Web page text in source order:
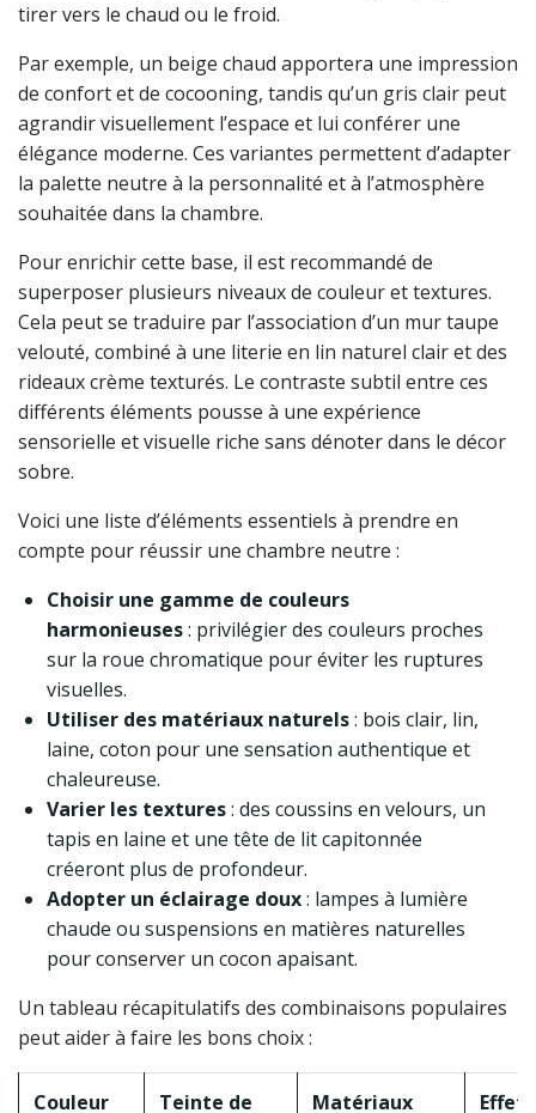
tirer vers le chaud ou le froid.
Par exemple, un beige chaud apportera une impression
de confort et de cocooning, tandis qu’un gris clair peut
agrandir visuellement l’espace et lui conférer une
élégance moderne. Ces variantes permettent d’adapter
la palette neutre à la personnalité et à l’atmosphère
souhaitée dans la chambre.
Pour enrichir cette base, il est recommandé de
superposer plusieurs niveaux de couleur et textures.
Cela peut se traduire par l’association d’un mur taupe
velouté, combiné à une literie en lin naturel clair et des
rideaux crème texturés. Le contraste subtil entre ces
différents éléments pousse à une expérience
sensorielle et visuelle riche sans dénoter dans le décor
sobre.
Voici une liste d’éléments essentiels à prendre en
compte pour réussir une chambre neutre :
Choisir une gamme de couleurs
harmonieuses: privilégier des couleurs proches
sur la roue chromatique pour éviter les ruptures
visuelles.
Utiliser des matériaux naturels: bois clair, lin,
laine, coton pour une sensation authentique et
chaleureuse.
Varier les textures: des coussins en velours, un
tapis en laine et une tête de lit capitonnée
créeront plus de profondeur.
Adopter un éclairage doux: lampes à lumière
chaude ou suspensions en matières naturelles
pour conserver un cocon apaisant.
Un tableau récapitulatifs des combinaisons populaires
peut aider à faire les bons choix :
Couleur Teinte de Matériaux Effet